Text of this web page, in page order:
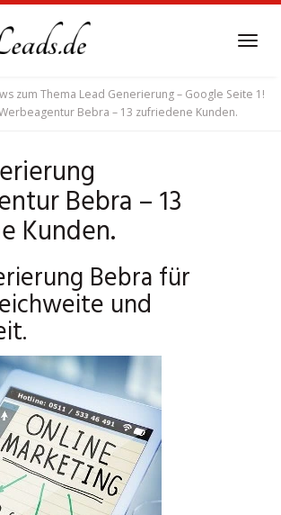
zum Thema Lead Generierung – Google Seite 1!
Bebra – 13 zufriedene Kunden.
Bebra – 13
Kunden.
Bebra für
und